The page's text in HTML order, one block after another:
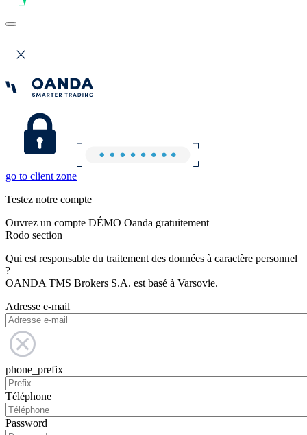
go to client zone
Testez notre compte
Ouvrez un compte DÉMO Oanda gratuitement
Rodo section
Qui est responsable du traitement des données à caractère personnel
?
OANDA TMS Brokers S.A. est basé à Varsovie.
Adresse e-mail
phone_prefix
Téléphone
Password